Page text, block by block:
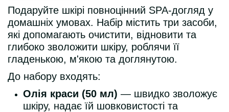
Подаруйте шкірі повноцінний SPA-догляд у
домашніх умовах. Набір містить три засоби,
які допомагають очистити, відновити та
глибоко зволожити шкіру, роблячи її
гладенькою, м'якою та доглянутою.
До набору входять:
Олія краси (50 мл) — швидко зволожує
шкіру, надає їй шовковистості та